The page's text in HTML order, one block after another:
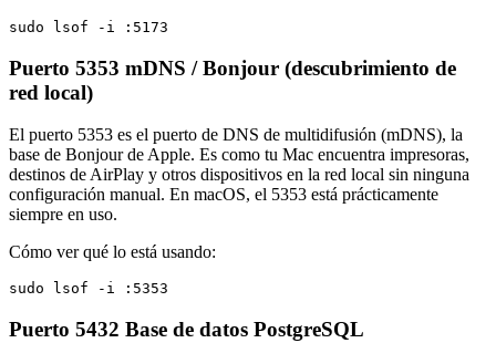
sudo lsof -i :5173
Puerto 5353 mDNS / Bonjour (descubrimiento de
red local)
El puerto 5353 es el puerto de DNS de multidifusión (mDNS), la
base de Bonjour de Apple. Es como tu Mac encuentra impresoras,
destinos de AirPlay y otros dispositivos en la red local sin ninguna
configuración manual. En macOS, el 5353 está prácticamente
siempre en uso.
Cómo ver qué lo está usando:
sudo lsof -i :5353
Puerto 5432 Base de datos PostgreSQL